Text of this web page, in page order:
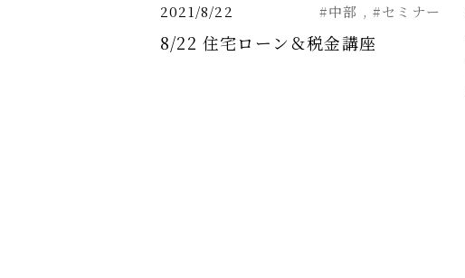
2021/8/22 #中部 #セミナー
8/22 住宅ローン＆税金講座